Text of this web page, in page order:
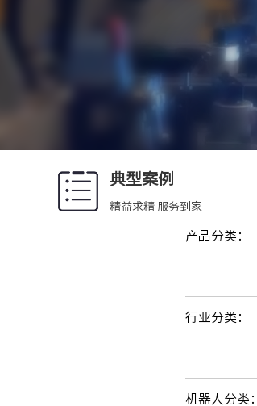
典型案例
精益求精 服务到家
产品分类：
行业分类：
机器人分类：